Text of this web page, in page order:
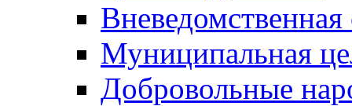
Вневедомственная
Муниципальная
Добровольные